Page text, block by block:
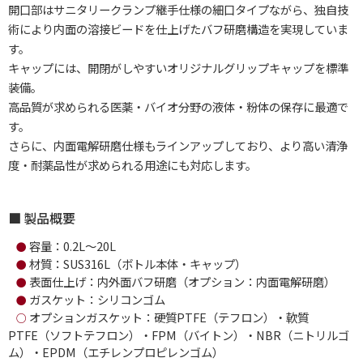
開口部はサニタリークランプ継手仕様の細口タイプながら、独自技
術により内面の溶接ビードを仕上げたバフ研磨構造を実現していま
す。
キャップには、開閉がしやすいオリジナルグリップキャップを標準
装備。
高品質が求められる医薬・バイオ分野の液体・粉体の保存に最適で
す。
さらに、内面電解研磨仕様もラインアップしており、より高い清浄
度・耐薬品性が求められる用途にも対応します。
製品概要
● 容量：0.2L～20L
● 材質：SUS316L（ボトル本体・キャップ）
● 表面仕上げ：内外面バフ研磨（オプション：内面電解研磨）
● ガスケット：シリコンゴム
○ オプションガスケット：硬質PTFE（テフロン）・軟質
PTFE（ソフトテフロン）・FPM（バイトン）・NBR（ニトリルゴ
ム）・EPDM（エチレンプロピレンゴム）